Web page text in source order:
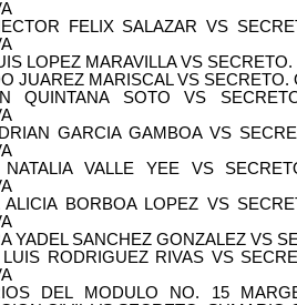
FELIX SALAZAR VS
LOPEZ MARAVILLA VS
JUAREZ MARISCAL VS SECRETO.
QUINTANA SOTO VS
GARCIA GAMBOA VS
NATALIA VALLE YEE VS
ALICIA BORBOA LOPEZ VS
YADEL SANCHEZ GONZALEZ VS
LUIS RODRIGUEZ RIVAS VS
DEL MODULO NO. 15